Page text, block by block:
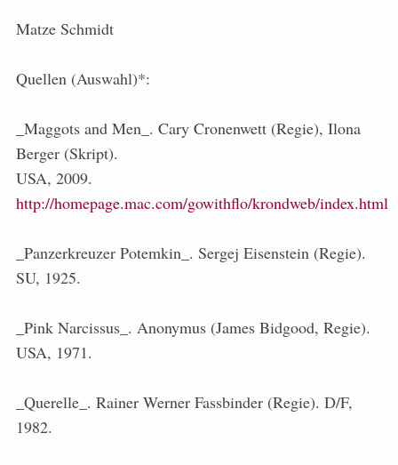
Matze Schmidt
Quellen (Auswahl)*:
_Maggots and Men_. Cary Cronenwett (Regie), Ilona
Berger (Skript).
USA, 2009.
http://homepage.mac.com/gowithflo/krondweb/index.html
_Panzerkreuzer Potemkin_. Sergej Eisenstein (Regie).
SU, 1925.
_Pink Narcissus_. Anonymus (James Bidgood, Regie).
USA, 1971.
_Querelle_. Rainer Werner Fassbinder (Regie). D/F,
1982.